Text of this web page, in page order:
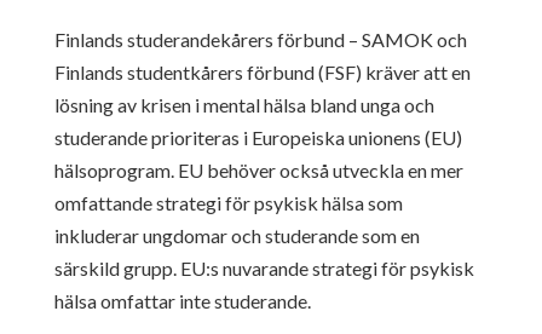
Finlands studerandekårers förbund – SAMOK och
Finlands studentkårers förbund (FSF) kräver att en
lösning av krisen i mental hälsa bland unga och
studerande prioriteras i Europeiska unionens (EU)
hälsoprogram. EU behöver också utveckla en mer
omfattande strategi för psykisk hälsa som
inkluderar ungdomar och studerande som en
särskild grupp. EU:s nuvarande strategi för psykisk
hälsa omfattar inte studerande.